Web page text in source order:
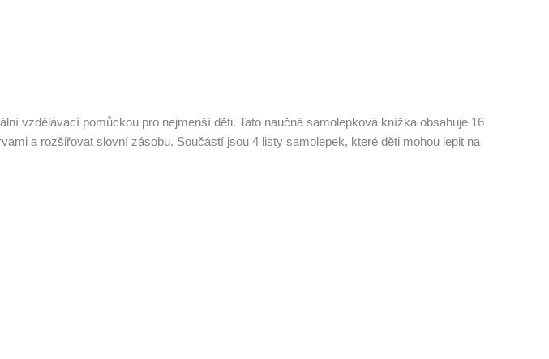
vzdělávací pomůckou pro nejmenší děti. Tato naučná samolepková knížka obsahuje 16
a rozšiřovat slovní zásobu. Součástí jsou 4 listy samolepek, které děti mohou lepit na